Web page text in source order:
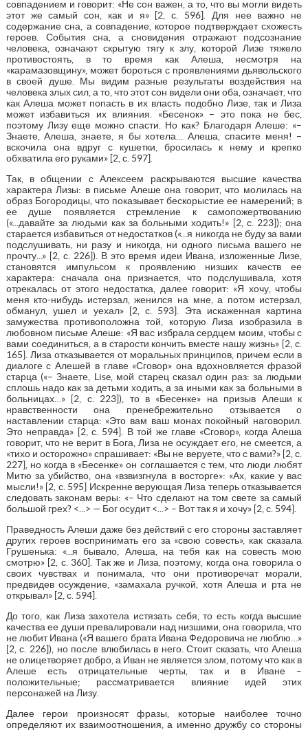
совпадением и говорит: «Не сон важен, а то, что вы могли видеть
этот же самый сон, как и я» [2, с. 596]. Для нее важно не
содержание сна, а совпадение, которое подтверждает схожесть
героев. События сна, а сновидения отражают подсознание
человека, означают скрытую тягу к злу, которой Лизе тяжело
противостоять, в то время как Алеша, несмотря на
«карамазовщину», может бороться с проявлениями дьявольского
в своей душе. Мы видим разные результаты воздействия на
человека злых сил, а то, что этот сон видели они оба, означает, что
как Алеша может попасть в их власть подобно Лизе, так и Лиза
может избавиться их влияния. «Бесенок» – это пока не бес,
поэтому Лизу еще можно спасти. Но как? Благодаря Алеше: «–
Знаете, Алеша, знаете, я бы хотела… Алеша, спасите меня! –
вскочила она вдруг с кушетки, бросилась к нему и крепко
обхватила его руками» [2, с. 597].
Так, в общении с Алексеем раскрываются высшие качества
характера Лизы: в письме Алеше она говорит, что молилась на
образ Богородицы, что показывает бескорыстие ее намерений; в
ее душе появляется стремление к самопожертвованию
(«...давайте за людьми как за больными ходить!» [2, с. 223]); она
старается избавиться от недостатков («...я никогда не буду за вами
подслушивать, ни разу и никогда, ни одного письма вашего не
прочту...» [2, с. 226]). В это время идеи Ивана, изложенные Лизе,
становятся импульсом к проявлению низших качеств ее
характера: сначала она признается, что подслушивала, хотя
отрекалась от этого недостатка, далее говорит: «Я хочу, чтобы
меня кто-нибудь истерзал, женился на мне, а потом истерзал,
обманул, ушел и уехал» [2, с. 593]. Эта искаженная картина
замужества противоположна той, которую Лиза изобразила в
любовном письме Алеше: «Я вас избрала сердцем моим, чтобы с
вами соединиться, а в старости кончить вместе нашу жизнь» [2, с.
165]. Лиза отказывается от моральных принципов, причем если в
диалоге с Алешей в главе «Сговор» она вдохновляется фразой
старца («– Знаете, Lise, мой старец сказал один раз: за людьми
сплошь надо как за детьми ходить, а за иными как за больными в
больницах…» [2, с. 223]), то в «Бесенке» на призыв Алеши к
нравственности она пренебрежительно отзывается о
наставлении старца: «Это вам ваш монах покойный наговорил.
Это неправда» [2, с. 594]. В той же главе «Сговор», когда Алеша
говорит, что не верит в Бога, Лиза не осуждает его, не смеется, а
«тихо и осторожно» спрашивает: «Вы не веруете, что с вами?» [2, с.
227], но когда в «Бесенке» он соглашается с тем, что люди любят
Митю за убийство, она «взвизгнула в восторге»: «Ах, какие у вас
мысли!» [2, с. 595] Искренне верующая Лиза теперь отказывается
следовать законам веры: «– Что сделают на том свете за самый
большой грех? <...> — Бог осудит <...> – Вот так я и хочу» [2, с. 594].
Праведность Алеши даже без действий с его стороны заставляет
других героев воспринимать его за «свою совесть», как сказала
Грушенька: «...я бывало, Алеша, на тебя как на совесть мою
смотрю» [2, с. 360]. Так же и Лиза, поэтому, когда она говорила о
своих чувствах и понимала, что они противоречат морали,
предвидев осуждение, «замахала ручкой, хотя Алеша и рта не
открывал» [2, с. 594].
До того, как Лиза захотела истязать себя, то есть когда высшие
качества ее души превалировали над низшими, она говорила, что
не любит Ивана («Я вашего брата Ивана Федоровича не люблю…»
[2, с. 226]), но после влюбилась в него. Стоит сказать, что Алеша
не олицетворяет добро, а Иван не является злом, потому что как в
Алеше есть отрицательные черты, так и в Иване –
положительные; рассматривается влияние идей этих
персонажей на Лизу.
Далее герои произносят фразы, которые наиболее точно
определяют их взаимоотношения, а именно дружбу со стороны